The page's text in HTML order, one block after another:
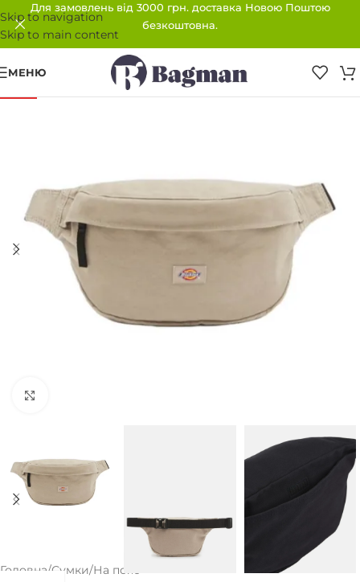
Skip to navigation
Skip to main content
Для замовлень від 3000 грн. доставка Новою Поштою
безкоштовна.
МЕНЮ
Головна/Сумки/На пояс